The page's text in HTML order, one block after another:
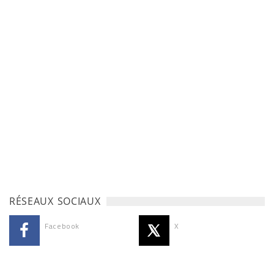
RÉSEAUX SOCIAUX
Facebook X